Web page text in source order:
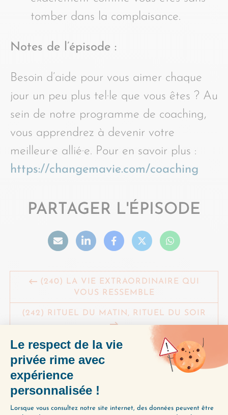
tomber dans la complaisance.
Notes de l’épisode :
Besoin d’aide pour vous aimer chaque
jour un peu plus tel·le que vous êtes ? Au
sein de notre programme de coaching,
vous apprendrez à devenir votre
meilleur·e allié·e. Pour en savoir plus :
https://changemavie.com/coaching
PARTAGER L'ÉPISODE
(240) LA VIE EXTRAORDINAIRE QUI
VOUS RESSEMBLE
(242) RITUEL DU MATIN, RITUEL DU SOIR
À ÉCOUTER AUSSI